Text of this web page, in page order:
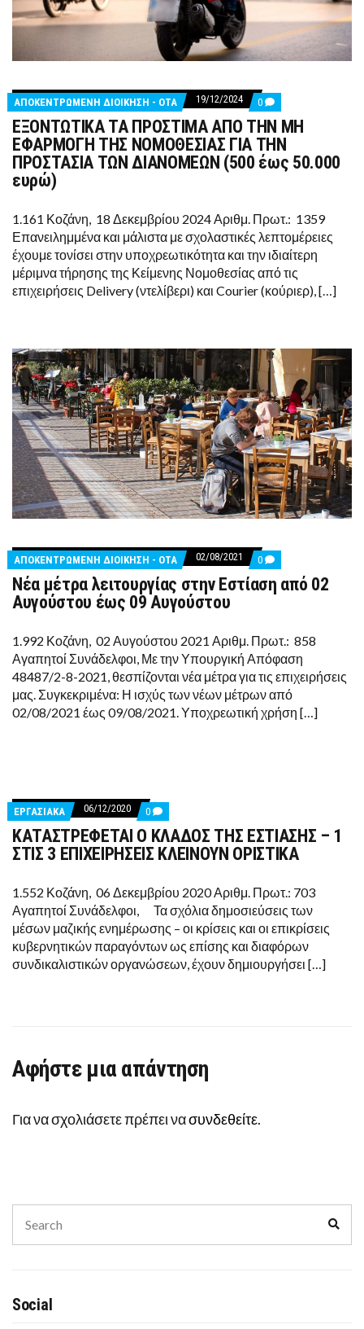
ΑΠΟΚΕΝΤΡΩΜΕΝΗ ΔΙΟΙΚΗΣΗ - ΟΤΑ 19/12/2024 0 COMMENTS
ON
ΕΞΟΝΤΩΤΙΚΑ
ΤΑ
ΠΡΟΣΤΙΜΑ
ΑΠΟ
ΝΟΜΟΘΕΣΙΑΣ
ΓΙΑ
ΤΗΝ
ΠΡΟΣΤΑΣΙΑ
ΤΩΝ
ΔΙΑΝΟΜΕΩΝ
(500
ΕΞΟΝΤΩΤΙΚΑ ΤΑ ΠΡΟΣΤΙΜΑ ΑΠΟ ΤΗΝ ΜΗ
ΕΦΑΡΜΟΓΗ ΤΗΣ ΝΟΜΟΘΕΣΙΑΣ ΓΙΑ ΤΗΝ
ΠΡΟΣΤΑΣΙΑ ΤΩΝ ΔΙΑΝΟΜΕΩΝ (500 έως 50.000
ευρώ)
1.161 Κοζάνη, 18 Δεκεμβρίου 2024 Αριθμ. Πρωτ.: 1359
Επανειλημμένα και μάλιστα με σχολαστικές λεπτομέρειες
έχουμε τονίσει στην υποχρεωτικότητα και την ιδιαίτερη
μέριμνα τήρησης της Κείμενης Νομοθεσίας από τις
επιχειρήσεις ‎Delivery (ντελίβερι) και Courier (κούριερ), […]
ΑΠΟΚΕΝΤΡΩΜΕΝΗ ΔΙΟΙΚΗΣΗ - ΟΤΑ 02/08/2021 0 COMMENTS
ON
ΝΈΑ
ΜΈΤΡΑ
ΑΠΌ
02
ΑΥΓΟΎΣΤΟΥ
ΈΩΣ
09
ΑΥΓΟΎΣΤΟΥ
Νέα μέτρα λειτουργίας στην Εστίαση από 02
Αυγούστου έως 09 Αυγούστου
1.992 Κοζάνη, 02 Αυγούστου 2021 Αριθμ. Πρωτ.: 858
Αγαπητοί Συνάδελφοι, Με την Υπουργική Απόφαση
48487/2-8-2021, θεσπίζονται νέα μέτρα για τις επιχειρήσεις
μας. Συγκεκριμένα: Η ισχύς των νέων μέτρων από
02/08/2021 έως 09/08/2021. Υποχρεωτική χρήση […]
ΕΡΓΑΣΙΑΚΑ 06/12/2020 0 COMMENTS
ON
ΚΑΤΑΣΤΡΕΦΕΤΑΙ
Ο
ΚΛΑΔΟΣ
–
1
3
ΕΠΙΧΕΙΡΗΣΕΙΣ
ΚΛΕΙΝΟΥΝ
ΟΡΙΣΤΙΚΑ
ΚΑΤΑΣΤΡΕΦΕΤΑΙ Ο ΚΛΑΔΟΣ ΤΗΣ ΕΣΤΙΑΣΗΣ – 1
ΣΤΙΣ 3 ΕΠΙΧΕΙΡΗΣΕΙΣ ΚΛΕΙΝΟΥΝ ΟΡΙΣΤΙΚΑ
1.552 Κοζάνη, 06 Δεκεμβρίου 2020 Αριθμ. Πρωτ.: 703
Αγαπητοί Συνάδελφοι, Τα σχόλια δημοσιεύσεις των
μέσων μαζικής ενημέρωσης – οι κρίσεις και οι επικρίσεις
κυβερνητικών παραγόντων ως επίσης και διαφόρων
συνδικαλιστικών οργανώσεων, έχουν δημιουργήσει […]
Αφήστε μια απάντηση
Για να σχολιάσετε πρέπει νασυνδεθείτε.
for:
Social